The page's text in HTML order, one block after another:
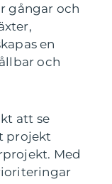
gångar och
en
och
att se
projekt
Med